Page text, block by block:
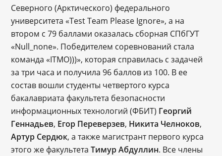
Северного (Арктического) федерального
университета «Test Team Please Ignore», а на
втором с 79 баллами оказалась сборная СПбГУТ
«Null_none». Победителем соревнований стала
команда «ITMO)))», которая справилась с задачей
за три часа и получила 96 баллов из 100. В ее
состав вошли студенты четвертого курса
бакалавриата факультета безопасности
информационных технологий (ФБИТ) Георгий
Геннадьев, Егор Переверзев, Никита Челноков,
Артур Сердюк, а также магистрант первого курса
этого же факультетаТимур Абдуллин. Все члены